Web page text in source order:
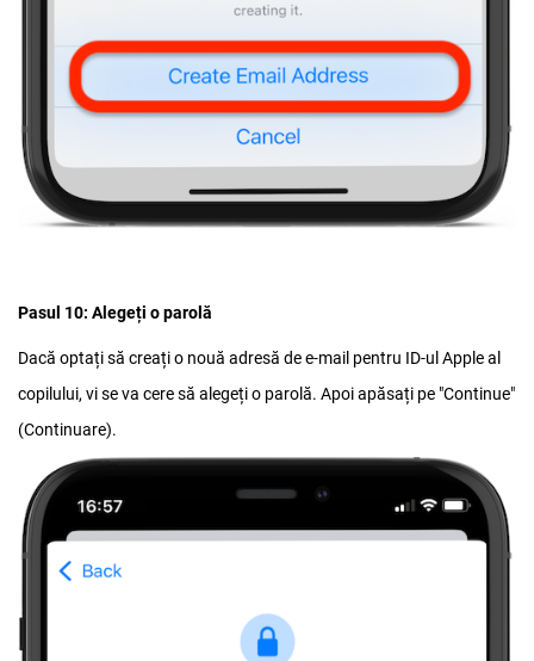
Pasul 10: Alegeți o parolă
Dacă optați să creați o nouă adresă de e-mail pentru ID-ul Apple al
copilului, vi se va cere să alegeți o parolă. Apoi apăsați pe "Continue"
(Continuare).